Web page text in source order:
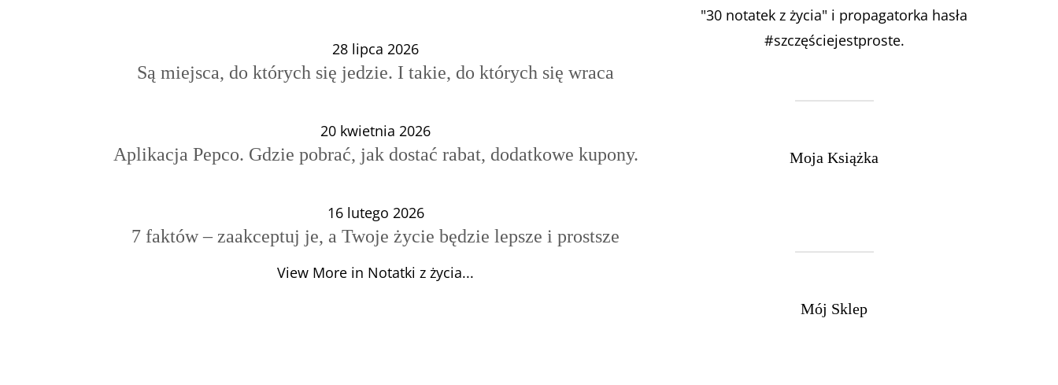
28 lipca 2026
Są miejsca, do których się jedzie. I takie, do których się wraca
20 kwietnia 2026
Aplikacja Pepco. Gdzie pobrać, jak dostać rabat, dodatkowe kupony.
16 lutego 2026
7 faktów – zaakceptuj je, a Twoje życie będzie lepsze i prostsze
View More in Notatki z życia...
"30 notatek z życia" i propagatorka hasła
#szczęściejestproste.
Moja Książka
Mój Sklep